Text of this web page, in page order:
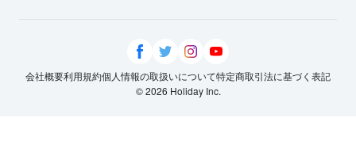
会社概要利用規約個人情報の取扱いについて特定商取引法に基づく表記
© 2026 Holiday Inc.